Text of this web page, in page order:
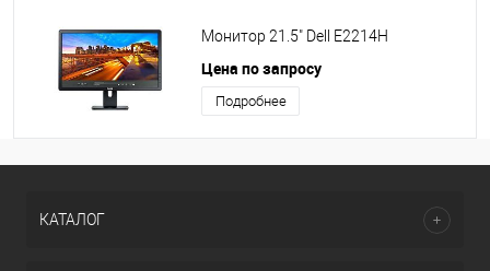
Монитор 21.5" Dell E2214H
Цена по запросу
Подробнее
КАТАЛОГ